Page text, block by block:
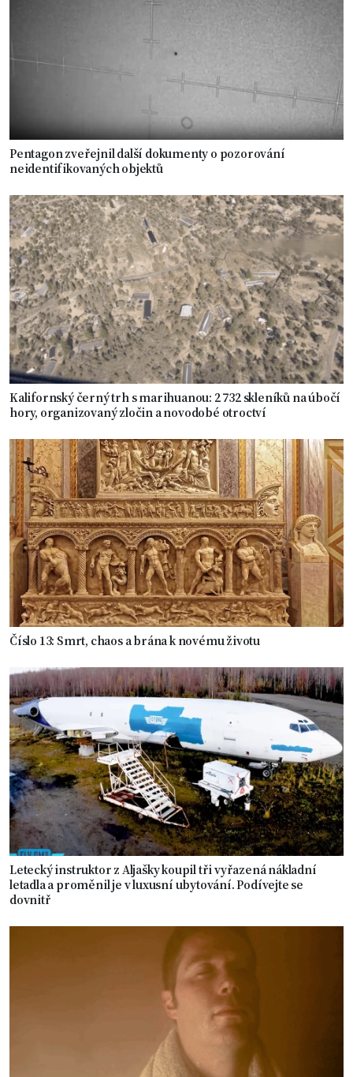
Pentagon zveřejnil další dokumenty o pozorování
neidentifikovaných objektů
Kalifornský černý trh s marihuanou: 2 732 skleníků na úbočí
hory, organizovaný zločin a novodobé otroctví
Číslo 13: Smrt, chaos a brána k novému životu
Letecký instruktor z Aljašky koupil tři vyřazená nákladní
letadla a proměnil je v luxusní ubytování. Podívejte se
dovnitř